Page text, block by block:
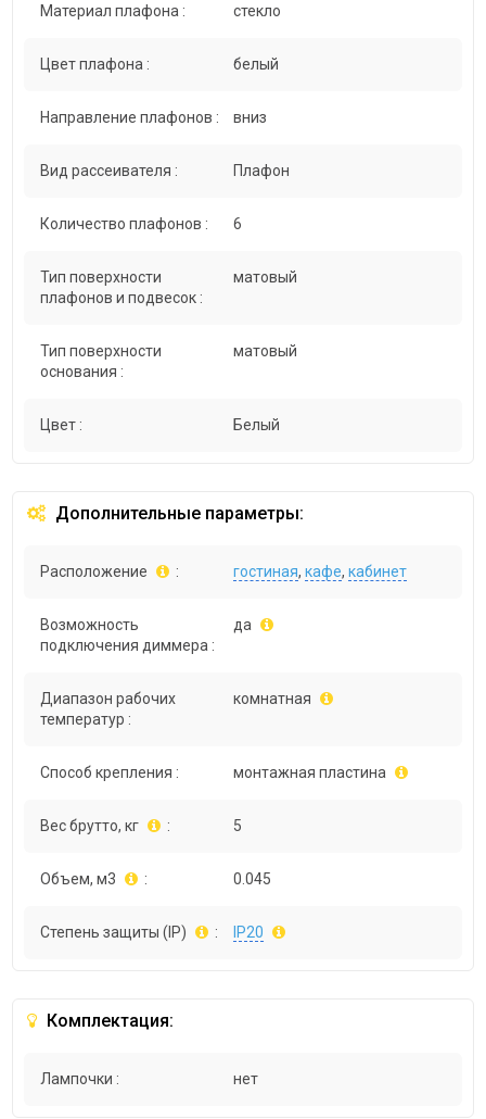
Материал плафона : стекло
Цвет плафона : белый
Направление плафонов : вниз
Вид рассеивателя : Плафон
Количество плафонов : 6
Тип поверхности
плафонов и подвесок :
матовый
Тип поверхности
основания :
матовый
Цвет : Белый
Дополнительные параметры:
Расположение : гостиная,кафе,кабинет
Возможность
подключения диммера :
да
Диапазон рабочих
температур :
комнатная
Способ крепления : монтажная пластина
Вес брутто, кг : 5
Объем, м3 : 0.045
Степень защиты (IP) : IP20
Комплектация:
Лампочки : нет